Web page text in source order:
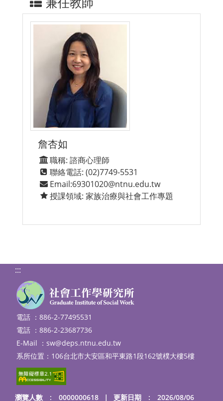
詹杏如
職稱: 諮商心理師
聯絡電話: (02)7749-5531
Email:69301020@ntnu.edu.tw
授課領域: 家族治療與社會工作專題
:::
電話 ：886-2-77495531
電話 ：886-2-23687736
E-Mail ： sw@deps.ntnu.edu.tw
系所位置：106台北市大安區和平東路1段162號樸大樓5樓
瀏覽人數 : 0000000618 ｜ 更新日期 : 2026/08/06